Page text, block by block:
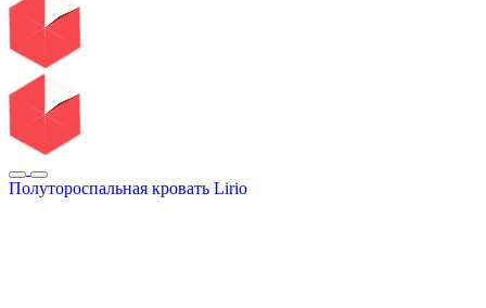
Полутороспальная кровать Lirio